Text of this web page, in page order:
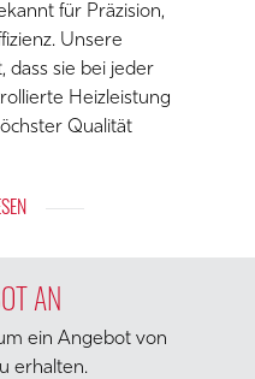
für Präzision,
Unsere
dass sie bei jeder
Heizleistung
Qualität
EXPAND
AN
ein Angebot von
erhalten.